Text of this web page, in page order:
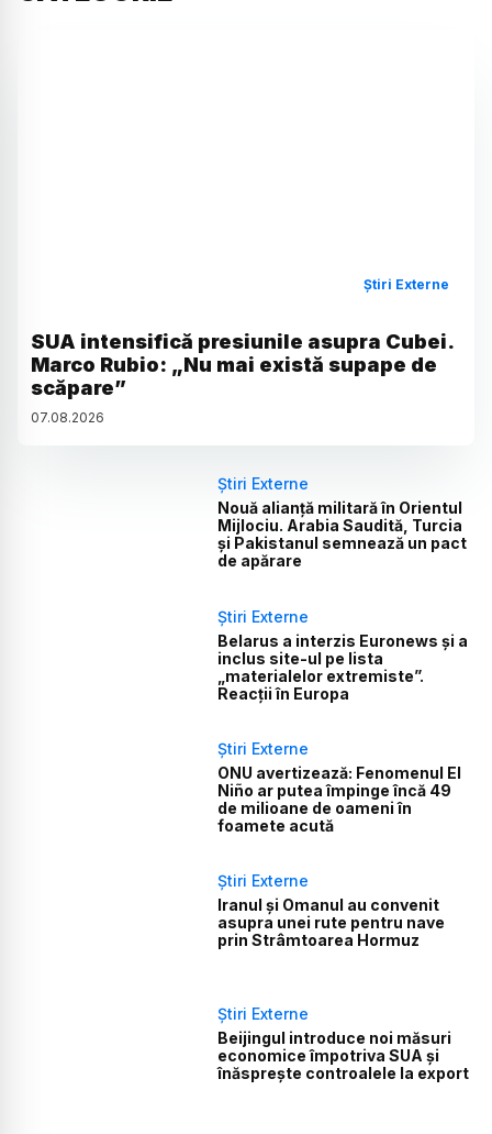
Știri Externe
SUA intensifică presiunile asupra Cubei.
Marco Rubio: „Nu mai există supape de
scăpare”
07.08.2026
Știri Externe
Nouă alianță militară în Orientul
Mijlociu. Arabia Saudită, Turcia
și Pakistanul semnează un pact
de apărare
Știri Externe
Belarus a interzis Euronews și a
inclus site-ul pe lista
„materialelor extremiste”.
Reacții în Europa
Știri Externe
ONU avertizează: Fenomenul El
Niño ar putea împinge încă 49
de milioane de oameni în
foamete acută
Știri Externe
Iranul și Omanul au convenit
asupra unei rute pentru nave
prin Strâmtoarea Hormuz
Știri Externe
Beijingul introduce noi măsuri
economice împotriva SUA și
înăsprește controalele la export